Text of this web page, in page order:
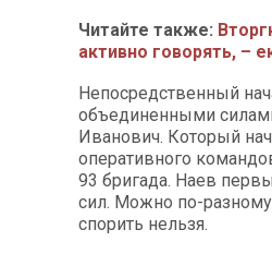
Читайте также:
активно говорять, –
Непосредственный
объединенными
Иванович. Который
оперативного
93 бригада. Наев
сил. Можно по-разному
спорить нельзя.